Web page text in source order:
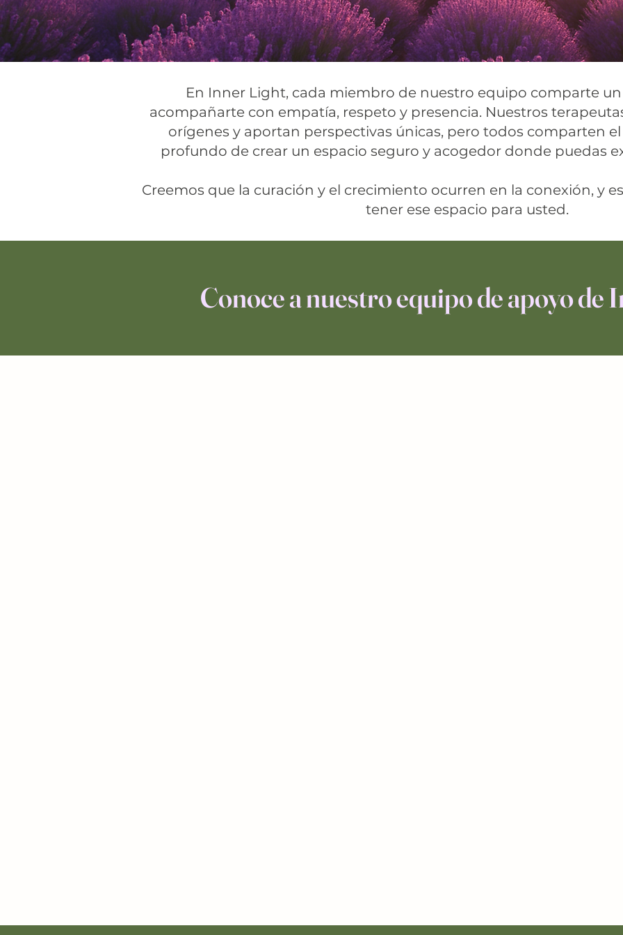
En Inner Light, cada miembro de nuestro equipo comparte
acompañarte con empatía, respeto y presencia. Nuestros
orígenes y aportan perspectivas únicas, pero todos comparten
profundo de crear un espacio seguro y acogedor donde puedas
Creemos que la curación y el crecimiento ocurren en la conexión, y
tener ese espacio para usted.
Conoce a nuestro equipo de apoyo de